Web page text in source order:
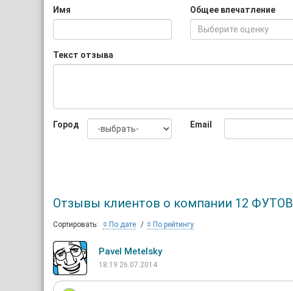
Имя
Общее впечатление
Выберите оценку
Текст отзыва
Город Email
Отзывы клиентов о компании 12 ФУТОВ
Сортировать: По дате По рейтингу
Pavel Metelsky
18:19 26.07.2014